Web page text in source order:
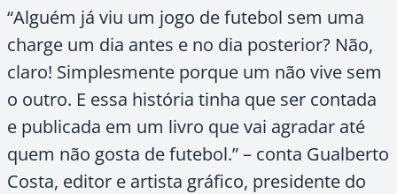
“Alguém já viu um jogo de futebol sem uma
charge um dia antes e no dia posterior? Não,
claro! Simplesmente porque um não vive sem
o outro. E essa história tinha que ser contada
e publicada em um livro que vai agradar até
quem não gosta de futebol.” – conta Gualberto
Costa, editor e artista gráfico, presidente do